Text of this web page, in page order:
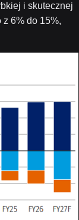
i skutecznej
z 6% do 15%,